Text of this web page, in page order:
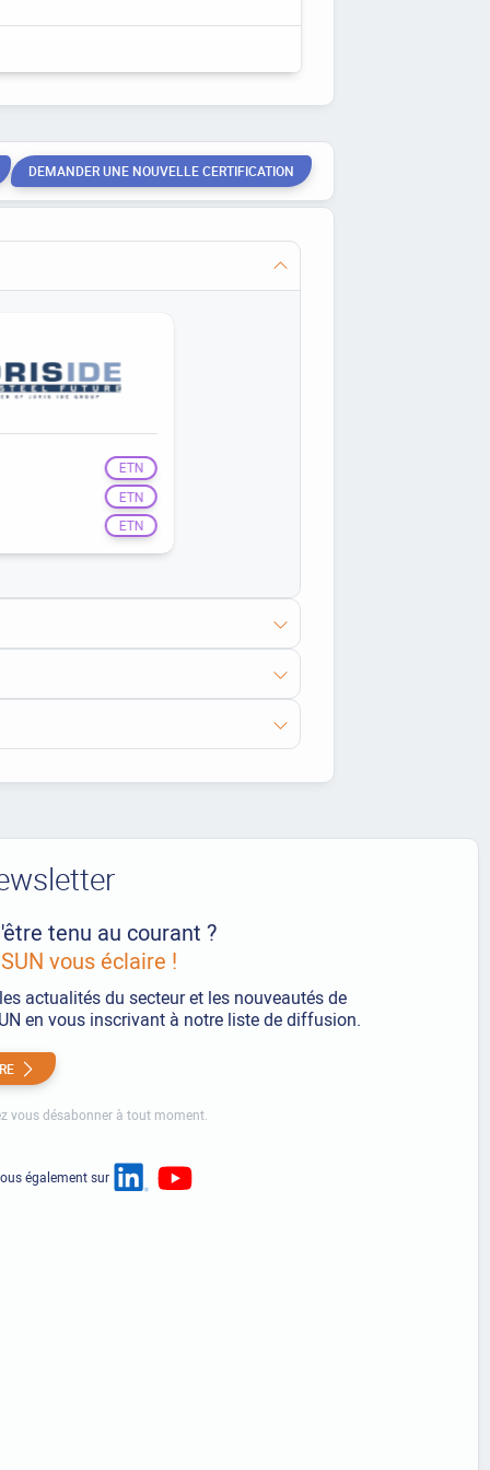
DEMANDER UNE NOUVELLE CERTIFICATION
ETN
ETN
ETN
tenu au courant ?
vous éclaire !
actualités du secteur et les nouveautés de
en vous inscrivant à notre liste de diffusion.
vous désabonner à tout moment.
également sur